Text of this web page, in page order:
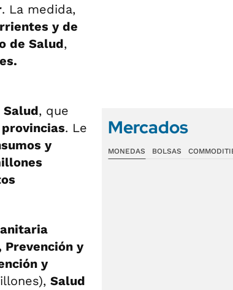
. La medida,
y de
de Salud,
, que
. Le
y
Prevención y
y
Salud
Mercados
MONEDAS BOLSAS